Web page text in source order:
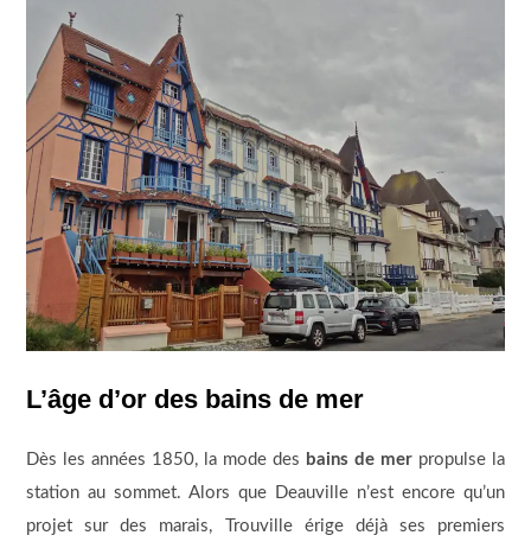
L’âge d’or des bains de mer
Dès les années 1850, la mode des bains de mer propulse la
station au sommet. Alors que Deauville n’est encore qu’un
projet sur des marais, Trouville érige déjà ses premiers